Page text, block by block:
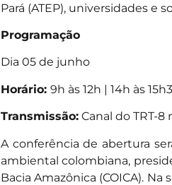
Pará (ATEP), universidades e
Programação
Dia 05 de junho
Horário: 9h às 12h | 14h às
Transmissão:Canal do TRT-8
A conferência de abertura
ambiental colombiana,
Bacia Amazônica (COICA). Na